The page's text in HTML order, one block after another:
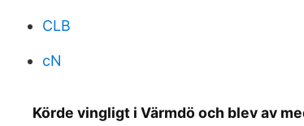
CLB
cN
Körde vingligt i Värmdö och blev av